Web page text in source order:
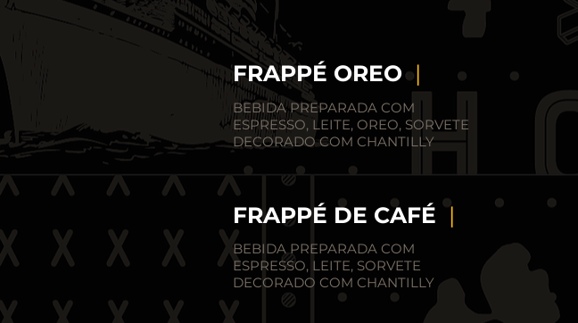
FRAPPÉ OREO|
BEBIDA PREPARADA COM
ESPRESSO, LEITE, OREO, SORVETE
DECORADO COM CHANTILLY
FRAPPÉ DE CAFÉ|
BEBIDA PREPARADA COM
ESPRESSO, LEITE, SORVETE
DECORADO COM CHANTILLY